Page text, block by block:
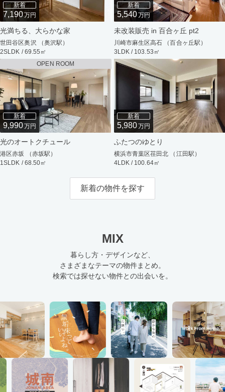
新着
7,190万円
光満ちる、大らかな家
世田谷区奥沢 （奥沢駅）
2SLDK / 69.55㎡
新着
5,540万円
未改装販売 in 百合ヶ丘 pt2
川崎市麻生区高石 （百合ヶ丘駅）
3LDK / 103.53㎡
OPEN ROOM
新着
9,990万円
光のオートクチュール
港区赤坂 （赤坂駅）
1SLDK / 68.50㎡
新着
5,980万円
ふたつのゆとり
横浜市青葉区荏田北 （江田駅）
4LDK / 100.64㎡
新着の物件を探す
MIX
暮らし方・デザインなど、
さまざまなテーマの物件まとめ。
検索では探せない物件との出会いを。